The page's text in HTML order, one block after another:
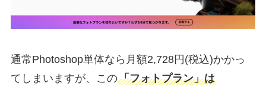
通常Photoshop単体なら月額2,728円(税込)かかっ
てしまいますが、この「フォトプラン」は